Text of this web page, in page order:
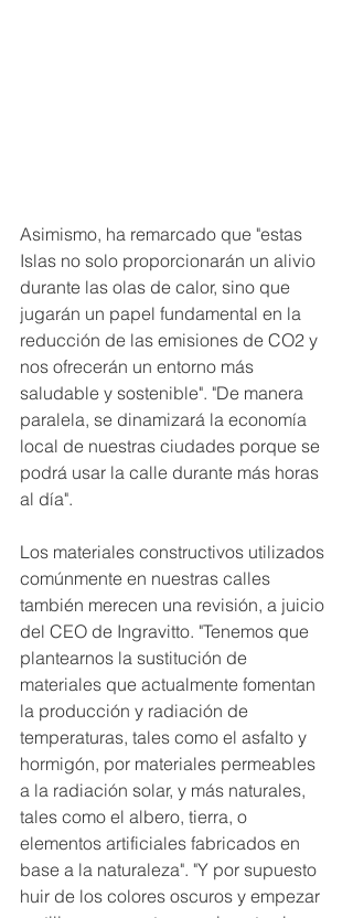
Asimismo, ha remarcado que "estas
Islas no solo proporcionarán un alivio
durante las olas de calor, sino que
jugarán un papel fundamental en la
reducción de las emisiones de CO2 y
nos ofrecerán un entorno más
saludable y sostenible". "De manera
paralela, se dinamizará la economía
local de nuestras ciudades porque se
podrá usar la calle durante más horas
al día".
Los materiales constructivos utilizados
comúnmente en nuestras calles
también merecen una revisión, a juicio
del CEO de Ingravitto. "Tenemos que
plantearnos la sustitución de
materiales que actualmente fomentan
la producción y radiación de
temperaturas, tales como el asfalto y
hormigón, por materiales permeables
a la radiación solar, y más naturales,
tales como el albero, tierra, o
elementos artificiales fabricados en
base a la naturaleza". "Y por supuesto
huir de los colores oscuros y empezar